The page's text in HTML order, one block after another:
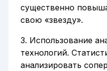
существенно
свою «звезду».
3. Использование
технологий.
анализировать